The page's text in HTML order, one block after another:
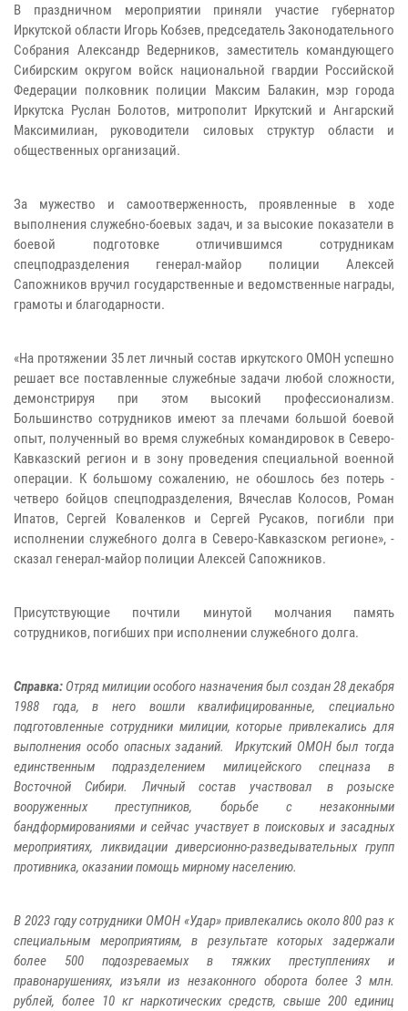
В праздничном мероприятии приняли участие губернатор
Иркутской области Игорь Кобзев, председатель Законодательного
Собрания Александр Ведерников, заместитель командующего
Сибирским округом войск национальной гвардии Российской
Федерации полковник полиции Максим Балакин, мэр города
Иркутска Руслан Болотов, митрополит Иркутский и Ангарский
Максимилиан, руководители силовых структур области и
общественных организаций.
За мужество и самоотверженность, проявленные в ходе
выполнения служебно-боевых задач, и за высокие показатели в
боевой подготовке отличившимся сотрудникам
спецподразделения генерал-майор полиции Алексей
Сапожников вручил государственные и ведомственные награды,
грамоты и благодарности.
«На протяжении 35 лет личный состав иркутского ОМОН успешно
решает все поставленные служебные задачи любой сложности,
демонстрируя при этом высокий профессионализм.
Большинство сотрудников имеют за плечами большой боевой
опыт, полученный во время служебных командировок в Северо-
Кавказский регион и в зону проведения специальной военной
операции. К большому сожалению, не обошлось без потерь -
четверо бойцов спецподразделения, Вячеслав Колосов, Роман
Ипатов, Сергей Коваленков и Сергей Русаков, погибли при
исполнении служебного долга в Северо-Кавказском регионе», -
сказал генерал-майор полиции Алексей Сапожников.
Присутствующие почтили минутой молчания память
сотрудников, погибших при исполнении служебного долга.
Справка: Отряд милиции особого назначения был создан 28 декабря
1988 года, в него вошли квалифицированные, специально
подготовленные сотрудники милиции, которые привлекались для
выполнения особо опасных заданий. Иркутский ОМОН был тогда
единственным подразделением милицейского спецназа в
Восточной Сибири. Личный состав участвовал в розыске
вооруженных преступников, борьбе с незаконными
бандформированиями и сейчас участвует в поисковых и засадных
мероприятиях, ликвидации диверсионно-разведывательных групп
противника, оказании помощь мирному населению.
В 2023 году сотрудники ОМОН «Удар» привлекались около 800 раз к
специальным мероприятиям, в результате которых задержали
более 500 подозреваемых в тяжких преступлениях и
правонарушениях, изъяли из незаконного оборота более 3 млн.
рублей, более 10 кг наркотических средств, свыше 200 единиц